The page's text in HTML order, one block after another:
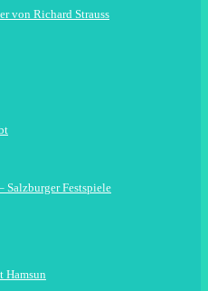
von Richard Strauss
Salzburger Festspiele
Hamsun